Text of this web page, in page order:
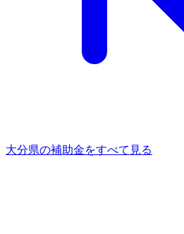
大分県の補助金をすべて見る